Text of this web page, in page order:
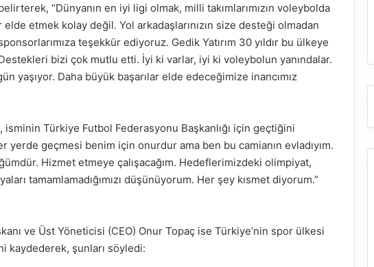
“Dünyanın en iyi ligi olmak, milli takımlarımızın voleybolda
elde etmek kolay değil. Yol arkadaşlarınızın size desteği olmadan
teşekkür ediyoruz. Gedik Yatırım 30 yıldır bu ülkeye
bizi çok mutlu etti. İyi ki varlar, iyi ki voleybolun yanındalar.
yaşıyor. Daha büyük başarılar elde edeceğimize inancımız
Türkiye Futbol Federasyonu Başkanlığı için geçtiğini
yerde geçmesi benim için onurdur ama ben bu camianın evladıyım.
Hizmet etmeye çalışacağım. Hedeflerimizdeki olimpiyat,
tamamlamadığımızı düşünüyorum. Her şey kısmet diyorum.”
ve Üst Yöneticisi (CEO) Onur Topaç ise Türkiye’nin spor ülkesi
kaydederek, şunları söyledi: